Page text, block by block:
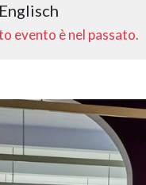
Englisch
evento è nel passato.